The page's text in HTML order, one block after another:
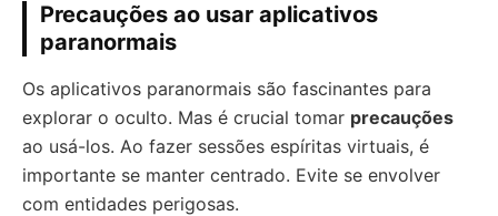
Precauções ao usar aplicativos
paranormais
Os aplicativos paranormais são fascinantes para
explorar o oculto. Mas é crucial tomar precauções
ao usá-los. Ao fazer sessões espíritas virtuais, é
importante se manter centrado. Evite se envolver
com entidades perigosas.